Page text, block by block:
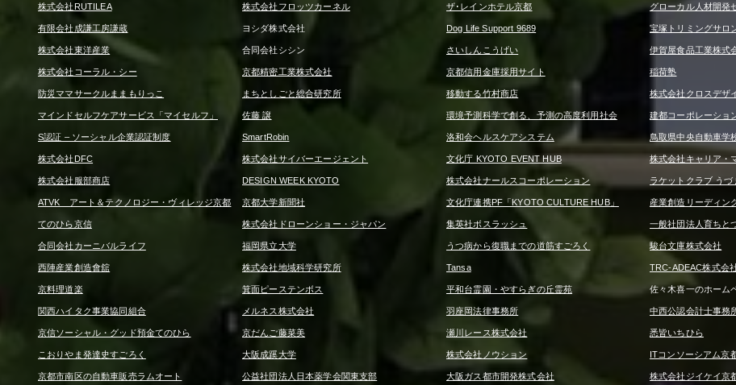
株式会社RUTILEA 株式会社フロッツカーネル ザ･レインホテル京都 グローカル人材開発
有限会社成謙工房謙蔵 ヨシダ株式会社 Dog Life Support 9689 宝塚トリミングサロ
株式会社東洋産業 合同会社シシン さいしんこうげい 伊賀屋食品工業株式
株式会社コーラル・シー 京都精密工業株式会社 京都信用金庫採用サイト 稲荷塾
防災ママサークルままもりっこ まちとしごと総合研究所 移動する竹村商店 株式会社クロスデザ
マインドセルフケアサービス「マイセルフ」 佐藤 譲 環境予測科学で創る、予測の高度利用社会 建都コーポレーショ
S認証 – ソーシャル企業認証制度 SmartRobin 洛和会ヘルスケアシステム 鳥取県中央自動車学
株式会社DFC 株式会社サイバーエージェント 文化庁 KYOTO EVENT HUB 株式会社キャリア・
株式会社服部商店 DESIGN WEEK KYOTO 株式会社ナールスコーポレーション ラケットクラブ うづ
ATVK アート＆テクノロジー・ヴィレッジ京都 京都大学新聞社 文化庁連携PF「KYOTO CULTURE HUB」 産業創造リーディン
てのひら京信 株式会社ドローンショー・ジャパン 集英社ボスラッシュ 一般社団法人育ちと
合同会社カーニバルライフ 福岡県立大学 うつ病から復職までの道筋すごろく 駿台文庫株式会社
西陣産業創造會舘 株式会社地域科学研究所 Tansa TRC-ADEAC株式会
京料理道楽 箕面ピーステンボス 平和台霊園・やすらぎの丘霊苑 佐々木喜一のホーム
関西ハイタク事業協同組合 メルネス株式会社 羽座岡法律事務所 中西公認会計士事務
京信ソーシャル・グッド預金てのひら 京だんご藤菜美 瀬川レース株式会社 悉皆いちひら
こおりやま発達史すごろく 大阪成蹊大学 株式会社ノウション ITコンソーシアム京
京都市南区の自動車販売ラムオート 公益社団法人日本薬学会関東支部 大阪ガス都市開発株式会社 株式会社ジイケイ京